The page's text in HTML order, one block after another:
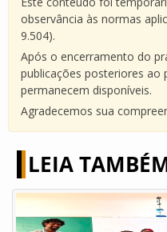
observância às normas
9.504).
Após o encerramento do
publicações posteriores ao
permanecem disponíveis.
Agradecemos sua
LEIA